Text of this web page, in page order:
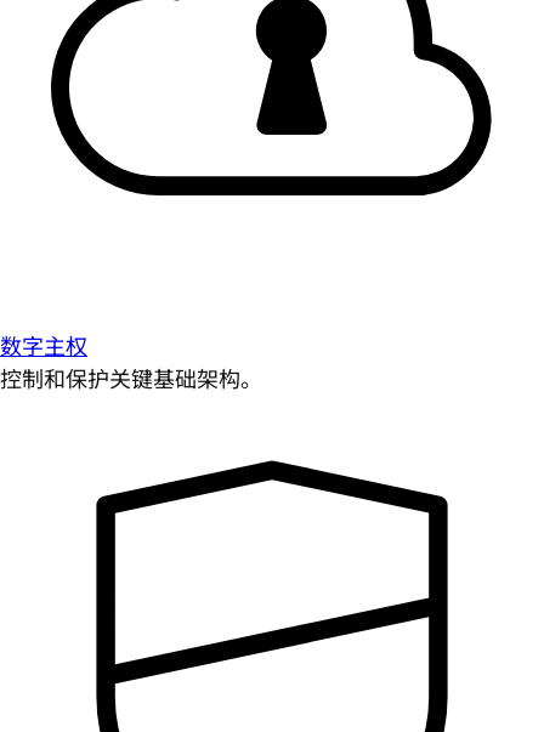
数字主权
控制和保护关键基础架构。